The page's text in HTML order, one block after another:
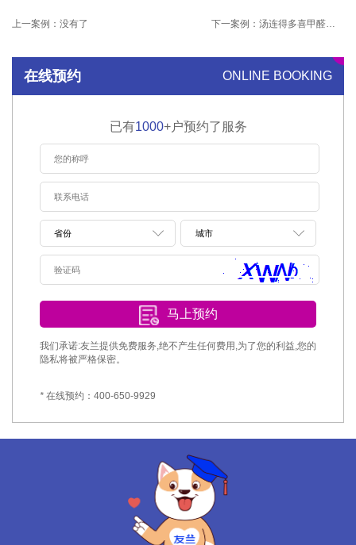
上一案例： 没有了 下一案例： 汤连得多喜甲醛治理项目
ONLINE BOOKING
在线预约
已有1000+户预约了服务
马上预约
我们承诺:友兰提供免费服务,绝不产生任何费用,为了您的利益,您的
隐私将被严格保密。
* 在线预约：400-650-9929